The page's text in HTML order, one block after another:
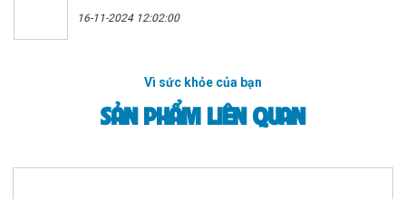
16-11-2024 12:02:00
Vì sức khỏe của bạn
SẢN PHẨM LIÊN QUAN